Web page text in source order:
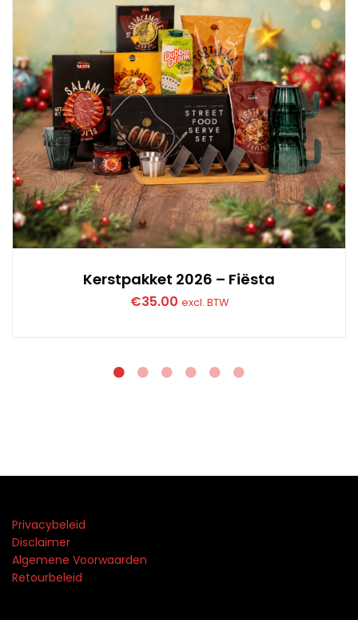
Kerstpakket 2026 – Fiësta
€35.00 excl. BTW
Privacybeleid
Disclaimer
Algemene Voorwaarden
Retourbeleid